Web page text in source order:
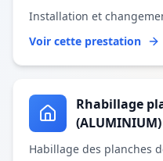
Installation et
Voir cette prestation
Rhabillage
(ALUMINIUM)
Habillage des planches